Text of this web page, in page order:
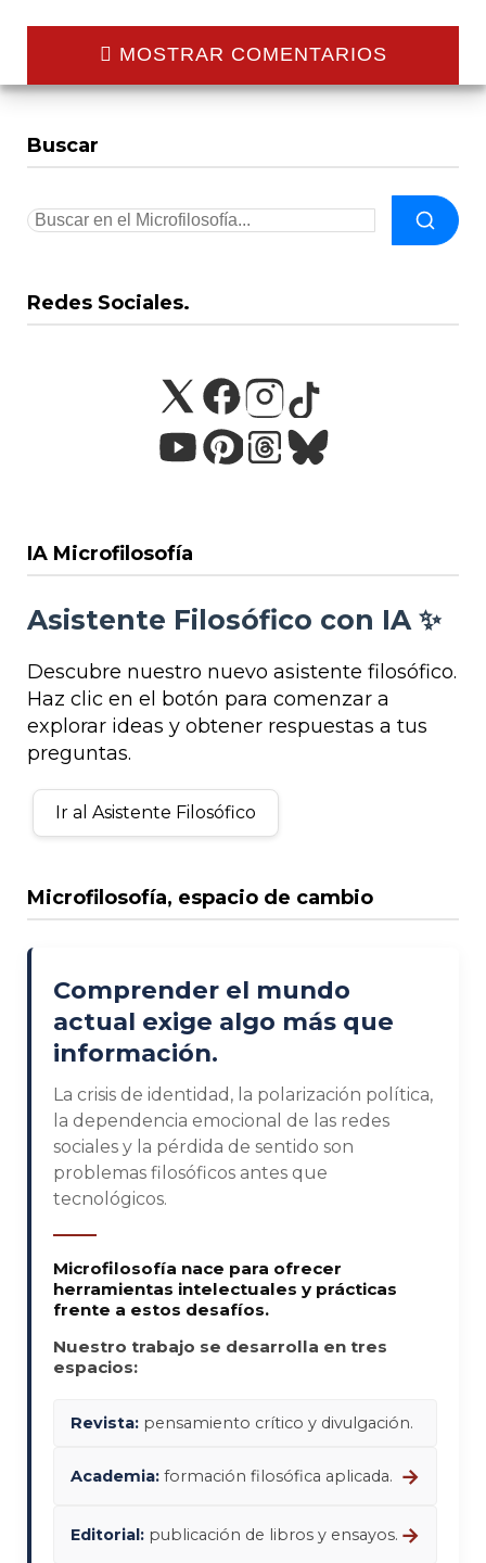
MOSTRAR COMENTARIOS
Buscar
Redes Sociales.
IA Microfilosofía
Asistente Filosófico con IA ✨
Descubre nuestro nuevo asistente filosófico.
Haz clic en el botón para comenzar a
explorar ideas y obtener respuestas a tus
preguntas.
Ir al Asistente Filosófico
Microfilosofía, espacio de cambio
Comprender el mundo
actual exige algo más que
información.
La crisis de identidad, la polarización política,
la dependencia emocional de las redes
sociales y la pérdida de sentido son
problemas filosóficos antes que
tecnológicos.
Microfilosofía nace para ofrecer
herramientas intelectuales y prácticas
frente a estos desafíos.
Nuestro trabajo se desarrolla en tres
espacios:
Revista: pensamiento crítico y divulgación.
Academia: formación filosófica aplicada. →
Editorial: publicación de libros y ensayos. →